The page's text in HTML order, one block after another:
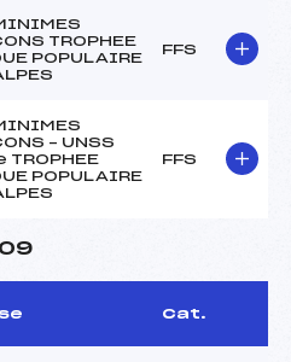
TROPHEE
POPULAIRE
FFS
– UNSS
TROPHEE
POPULAIRE
FFS
Cat.